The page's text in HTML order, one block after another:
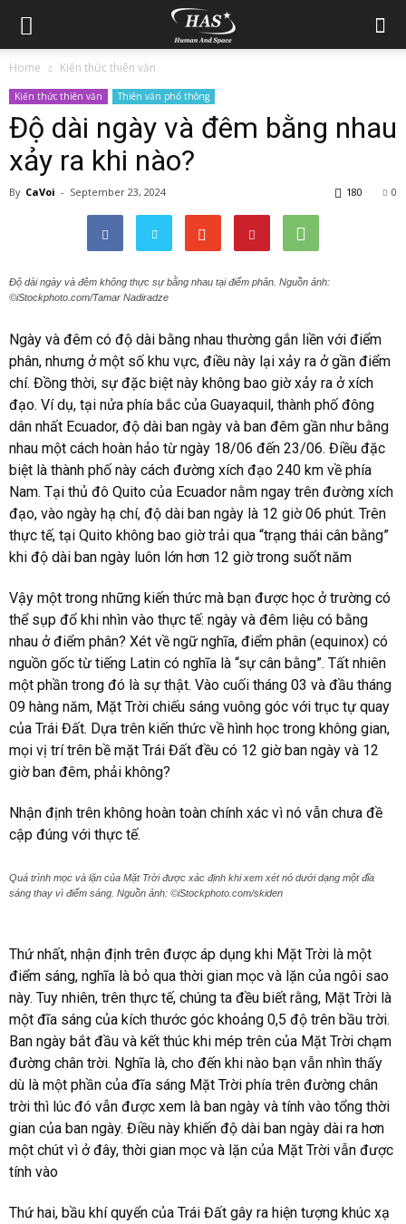
Home Kiến thức thiên văn
Kiến thức thiên văn Thiên văn phổ thông
Độ dài ngày và đêm bằng nhau
xảy ra khi nào?
By CaVoi - September 23, 2024 0
180
Độ dài ngày và đêm không thực sự bằng nhau tại điểm phân. Nguồn ảnh:
©iStockphoto.com/Tamar Nadiradze
Ngày và đêm có độ dài bằng nhau thường gắn liền với điểm
phân, nhưng ở một số khu vực, điều này lại xảy ra ở gần điểm
chí. Đồng thời, sự đặc biệt này không bao giờ xảy ra ở xích
đạo. Ví dụ, tại nửa phía bắc của Guayaquil, thành phố đông
dân nhất Ecuador, độ dài ban ngày và ban đêm gần như bằng
nhau một cách hoàn hảo từ ngày 18/06 đến 23/06. Điều đặc
biệt là thành phố này cách đường xích đạo 240 km về phía
Nam. Tại thủ đô Quito của Ecuador nằm ngay trên đường xích
đạo, vào ngày hạ chí, độ dài ban ngày là 12 giờ 06 phút. Trên
thực tế, tại Quito không bao giờ trải qua “trạng thái cân bằng”
khi độ dài ban ngày luôn lớn hơn 12 giờ trong suốt năm
Vậy một trong những kiến thức mà bạn được học ở trường có
thể sụp đổ khi nhìn vào thực tế: ngày và đêm liệu có bằng
nhau ở điểm phân? Xét về ngữ nghĩa, điểm phân (equinox) có
nguồn gốc từ tiếng Latin có nghĩa là “sự cân bằng”. Tất nhiên
một phần trong đó là sự thật. Vào cuối tháng 03 và đầu tháng
09 hàng năm, Mặt Trời chiếu sáng vuông góc với trục tự quay
của Trái Đất. Dựa trên kiến thức về hình học trong không gian,
mọi vị trí trên bề mặt Trái Đất đều có 12 giờ ban ngày và 12
giờ ban đêm, phải không?
Nhận định trên không hoàn toàn chính xác vì nó vẫn chưa đề
cập đúng với thực tế.
Quá trình mọc và lặn của Mặt Trời được xác định khi xem xét nó dưới dạng một đĩa
sáng thay vì điểm sáng. Nguồn ảnh: ©iStockphoto.com/skiden
Thứ nhất, nhận định trên được áp dụng khi Mặt Trời là một
điểm sáng, nghĩa là bỏ qua thời gian mọc và lặn của ngôi sao
này. Tuy nhiên, trên thực tế, chúng ta đều biết rằng, Mặt Trời là
một đĩa sáng của kích thước góc khoảng 0,5 độ trên bầu trời.
Ban ngày bắt đầu và kết thúc khi mép trên của Mặt Trời chạm
đường chân trời. Nghĩa là, cho đến khi nào bạn vẫn nhìn thấy
dù là một phần của đĩa sáng Mặt Trời phía trên đường chân
trời thì lúc đó vẫn được xem là ban ngày và tính vào tổng thời
gian của ban ngày. Điều này khiến độ dài ban ngày dài ra hơn
một chút vì ở đây, thời gian mọc và lặn của Mặt Trời vẫn được
tính vào
Thứ hai, bầu khí quyển của Trái Đất gây ra hiện tượng khúc xạ